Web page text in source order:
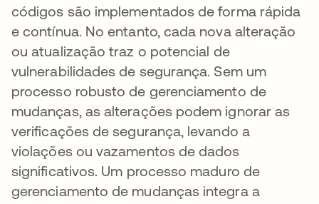
códigos são implementados de forma rápida
e contínua. No entanto, cada nova alteração
ou atualização traz o potencial de
vulnerabilidades de segurança. Sem um
processo robusto de gerenciamento de
mudanças, as alterações podem ignorar as
verificações de segurança, levando a
violações ou vazamentos de dados
significativos. Um processo maduro de
gerenciamento de mudanças integra a